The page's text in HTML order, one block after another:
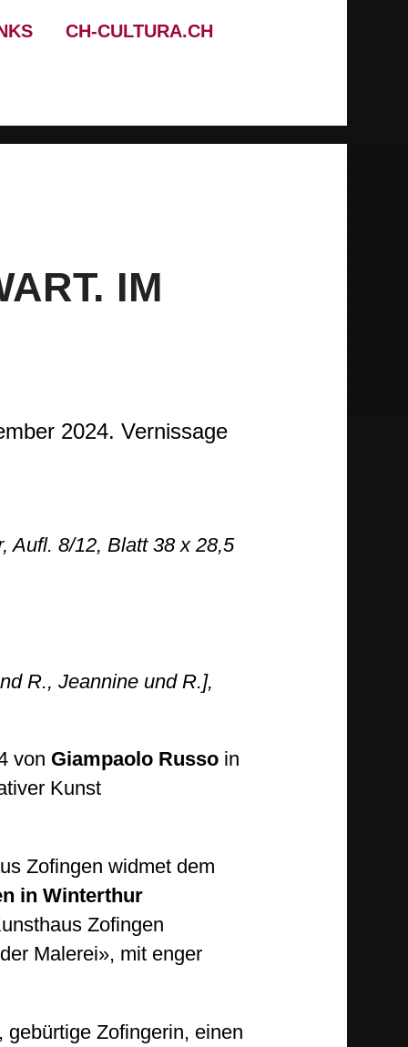
CH-CULTURA.CH
IM
2024. Vernissage
Aufl. 8/12, Blatt 38 x 28,5
R., Jeannine und R.],
von Giampaolo Russo in
Kunst
Zofingen widmet dem
in Winterthur
Zofingen
Malerei», mit enger
gebürtige Zofingerin, einen